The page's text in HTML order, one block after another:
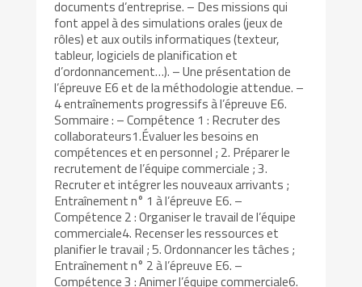
documents d’entreprise. – Des missions qui
font appel à des simulations orales (jeux de
rôles) et aux outils informatiques (texteur,
tableur, logiciels de planification et
d’ordonnancement…). – Une présentation de
l’épreuve E6 et de la méthodologie attendue. –
4 entraînements progressifs à l’épreuve E6.
Sommaire : – Compétence 1 : Recruter des
collaborateurs1.Évaluer les besoins en
compétences et en personnel ; 2. Préparer le
recrutement de l’équipe commerciale ; 3.
Recruter et intégrer les nouveaux arrivants ;
Entraînement n° 1 à l’épreuve E6. –
Compétence 2 : Organiser le travail de l’équipe
commerciale4. Recenser les ressources et
planifier le travail ; 5. Ordonnancer les tâches ;
Entraînement n° 2 à l’épreuve E6. –
Compétence 3 : Animer l’équipe commerciale6.